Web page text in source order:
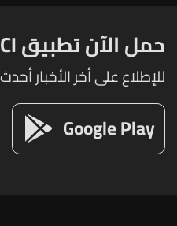
حمل الآن تطبيق LBCI للهواتف المحمولة
للإطلاع على أخر الأخبار
Google Play